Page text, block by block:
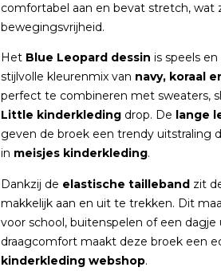
comfortabel aan en bevat stretch, wat
bewegingsvrijheid.
Het Blue Leopard dessin is speels
stijlvolle kleurenmix van navy, koraal
perfect te combineren met sweaters,
Little kinderkleding drop. De lange
geven de broek een trendy uitstraling
in meisjes kinderkleding.
Dankzij de elastische tailleband zit
makkelijk aan en uit te trekken. Dit
voor school, buitenspelen of een
draagcomfort maakt deze broek een
kinderkleding webshop.